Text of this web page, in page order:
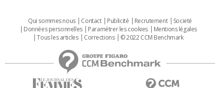
Qui sommes nous Contact Publicité Recrutement
Societé
Données personnelles
Paramétrer les cookies
Mentions légales
Tous les articles
Corrections © 2022 CCM Benchmark